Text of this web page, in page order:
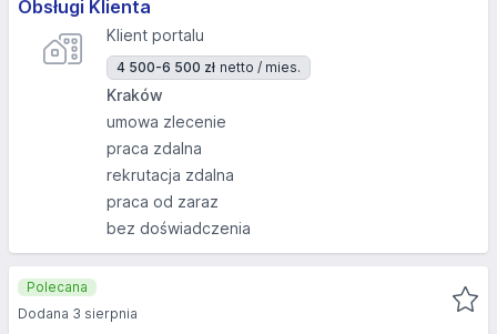
Obsługi Klienta
Klient portalu
4 500-6 500 zł netto / mies.
Kraków
umowa zlecenie
praca zdalna
rekrutacja zdalna
praca od zaraz
bez doświadczenia
Polecana
Dodana 3 sierpnia